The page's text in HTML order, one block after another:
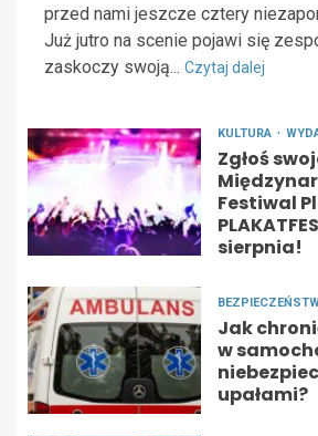
przed nami jeszcze cztery
Już jutro na scenie pojawi się
zaskoczy swoją... Czytaj dalej
KULTURA
Zgłoś
Festiwal
sierpnia!
Jak
w
upałami?